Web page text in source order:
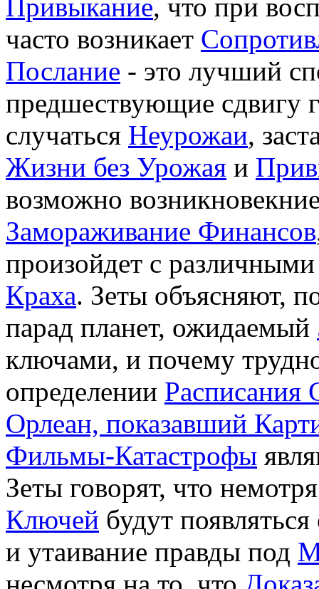
Привыкание, что при
часто возникает
Послание - это лучший
предшествующие сдвигу
случаться Неурожаи,
Жизни без Урожая и
возможно
Замораживание Финансов
произойдет с
Краха. Зеты объясняют,
парад планет, ожидаемый
ключами, и почему
определении Расписания
Орлеан, показавший
Фильмы-Катастрофы
Зеты говорят, что
Ключей будут
и утаивание правды под